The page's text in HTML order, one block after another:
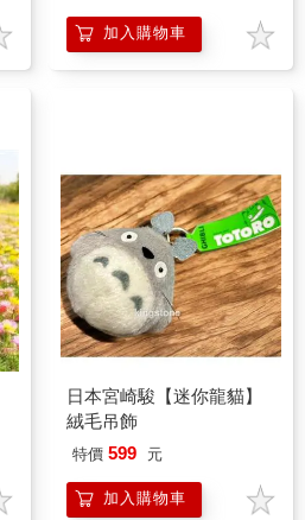
加入購物車
日本宮崎駿【迷你龍貓】
絨毛吊飾
特價 599 元
加入購物車